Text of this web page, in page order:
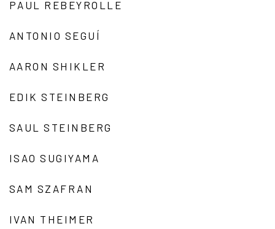
PAUL REBEYROLLE
ANTONIO SEGUÍ
AARON SHIKLER
EDIK STEINBERG
SAUL STEINBERG
ISAO SUGIYAMA
SAM SZAFRAN
IVAN THEIMER